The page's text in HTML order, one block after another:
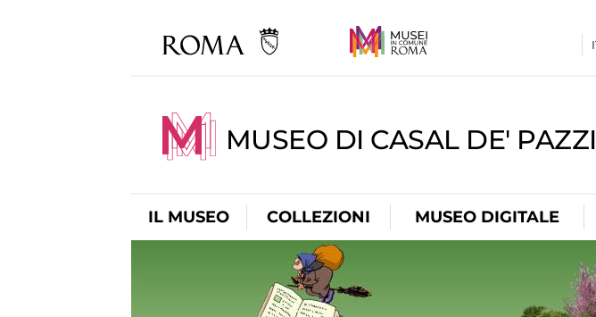
MUSEO DI CASAL DE' PAZZI
IL MUSEO COLLEZIONI MUSEO DIGITALE